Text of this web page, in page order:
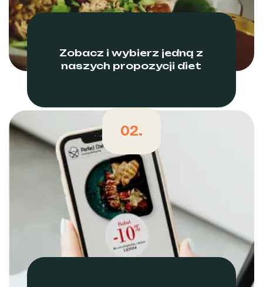
Zobacz i wybierz jedną z
naszych propozycji diet
02.